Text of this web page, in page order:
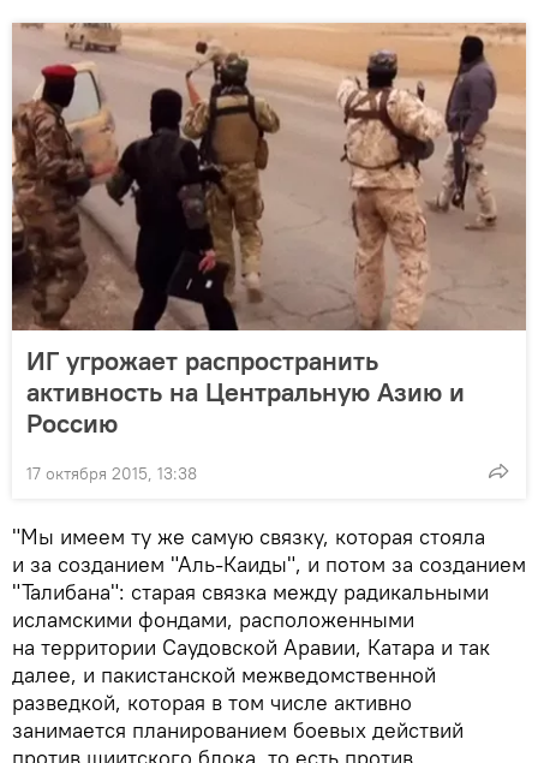
ИГ угрожает распространить
активность на Центральную Азию и
Россию
17 октября 2015, 13:38
"Мы имеем ту же самую связку, которая стояла
и за созданием "Аль-Каиды", и потом за созданием
"Талибана": старая связка между радикальными
исламскими фондами, расположенными
на территории Саудовской Аравии, Катара и так
далее, и пакистанской межведомственной
разведкой, которая в том числе активно
занимается планированием боевых действий
против шиитского блока, то есть против